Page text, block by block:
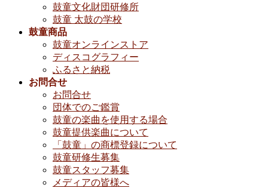
鼓童文化財団研修所
鼓童 太鼓の学校
鼓童商品
鼓童オンラインストア
ディスコグラフィー
ふるさと納税
お問合せ
お問合せ
団体でのご鑑賞
鼓童の楽曲を使用する場合
鼓童提供楽曲について
「鼓童」の商標登録について
鼓童研修生募集
鼓童スタッフ募集
メディアの皆様へ